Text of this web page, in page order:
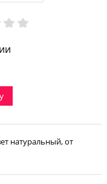
натуральный, от